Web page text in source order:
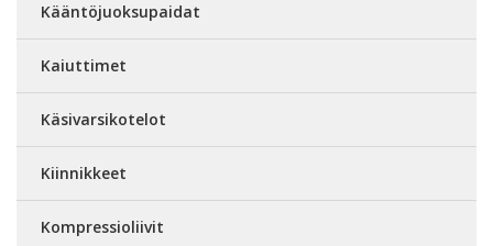
Kääntöjuoksupaidat
Kaiuttimet
Käsivarsikotelot
Kiinnikkeet
Kompressioliivit